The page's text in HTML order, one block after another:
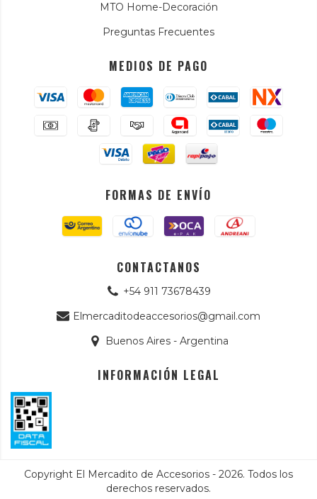
MTO Home-Decoración
Preguntas Frecuentes
MEDIOS DE PAGO
FORMAS DE ENVÍO
CONTACTANOS
+54 911 73678439
Elmercaditodeaccesorios@gmail.com
Buenos Aires - Argentina
INFORMACIÓN LEGAL
Copyright El Mercadito de Accesorios - 2026. Todos los
derechos reservados.